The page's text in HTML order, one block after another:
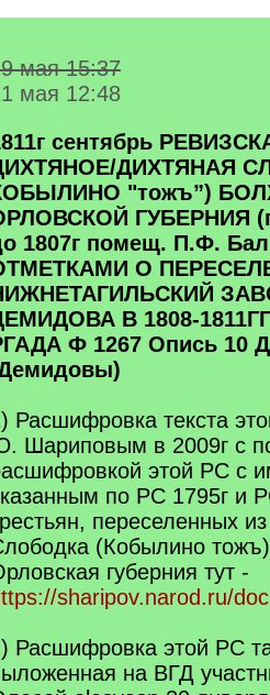
мая 15:37
мая 12:48
сентябрь
ДИХТЯНАЯ
"тожъ”)
ГУБЕРНИЯ
1807г помещ. П.Ф.
О
В 1808-1811ГГ
Ф 1267 Опись 10
Расшифровка текста
Шариповым в 2009г с
этой РС с
по РС 1795г и
переселенных
(Кобылино
губерния тут -
sharipov.narod.ru/
Расшифровка этой РС
на ВГД